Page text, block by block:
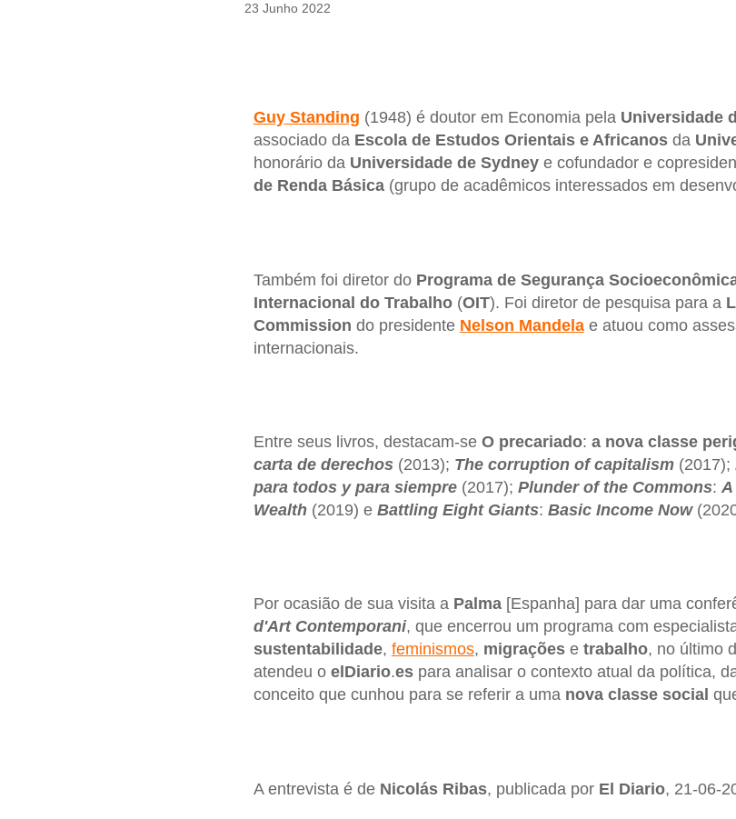
23 Junho 2022
Guy Standing (1948) é doutor em Economia pela Universidade
associado da Escola de Estudos Orientais e Africanosda
honorário da Universidade de Sydneye cofundador e
de Renda Básica(grupo de acadêmicos interessados em
Também foi diretor do Programa de Segurança
Internacional do Trabalho(OIT). Foi diretor de pesquisa para a
Commission do presidente Nelson Mandelae atuou como
internacionais.
Entre seus livros, destacam-se O precariado: a nova classe
carta de derechos(2013); The corruption of capitalism(2017);
para todos y para siempre(2017); Plunder of the Commons:
Wealth(2019) e Battling Eight Giants: Basic Income Now
Por ocasião de sua visita a Palma[Espanha] para dar uma
d'Art Contemporani, que encerrou um programa com
sustentabilidade, feminismos, migraçõese trabalho, no último
atendeu o elDiario.espara analisar o contexto atual da política,
conceito que cunhou para se referir a uma nova classe social
A entrevista é de Nicolás Ribas, publicada por El Diario, 21-06-